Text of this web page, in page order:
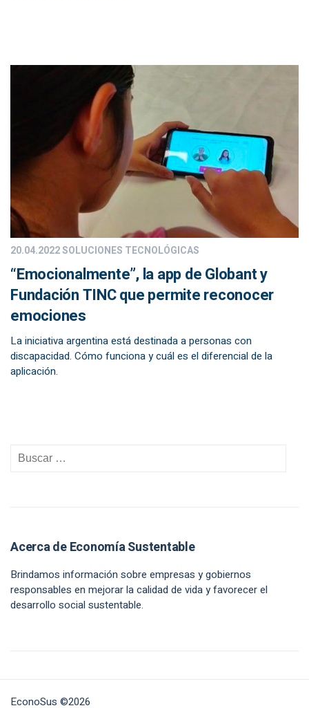
20.04.2022SOLUCIONES TECNOLÓGICAS
“Emocionalmente”, la app de Globant y
Fundación TINC que permite reconocer
emociones
La iniciativa argentina está destinada a personas con
discapacidad. Cómo funciona y cuál es el diferencial de la
aplicación.
Acerca de Economía Sustentable
Brindamos información sobre empresas y gobiernos
responsables en mejorar la calidad de vida y favorecer el
desarrollo social sustentable.
EconoSus ©2026